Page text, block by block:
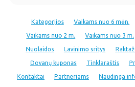
Kategorijos Vaikams nuo 6 mėn.
Vaikams nuo 2 m.
Vaikams nuo 3 m.
Nuolaidos
Lavinimo sritys
Dovanų kuponas
Tinklaraštis
Kontaktai
Partneriams Naudinga